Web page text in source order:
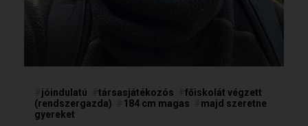
jóindulatú társasjátékozós
főiskolát végzett
(rendszergazda)
184 cm magas
majd szeretne
gyereket